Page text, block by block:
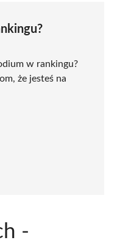
w rankingu?
że jesteś na
-